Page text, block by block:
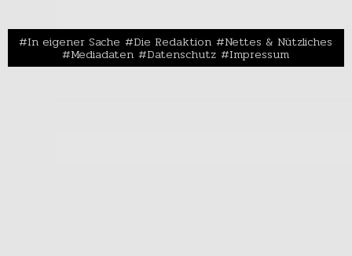
In eigener Sache Die Redaktion Nettes & Nützliches
Mediadaten Datenschutz Impressum